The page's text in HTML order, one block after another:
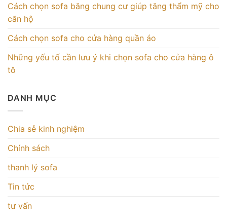
Cách chọn sofa băng chung cư giúp tăng thẩm mỹ cho
căn hộ
Cách chọn sofa cho cửa hàng quần áo
Những yếu tố cần lưu ý khi chọn sofa cho cửa hàng ô
tô
DANH MỤC
Chia sẻ kinh nghiệm
Chính sách
thanh lý sofa
Tin tức
tư vấn